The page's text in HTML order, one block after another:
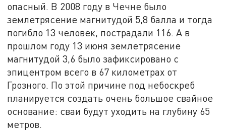
опасный. В 2008 году в Чечне было
землетрясение магнитудой 5,8 балла и тогда
погибло 13 человек, пострадали 116. А в
прошлом году 13 июня землетрясение
магнитудой 3,6 было зафиксировано с
эпицентром всего в 67 километрах от
Грозного. По этой причине под небоскреб
планируется создать очень большое свайное
основание: сваи будут уходить на глубину 65
метров.